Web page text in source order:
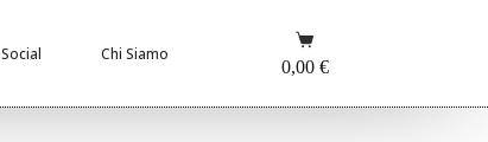
Social Chi Siamo
Carrello
0,00 €